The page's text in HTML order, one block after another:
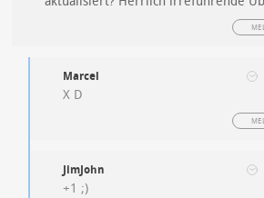
Marcel
X D
JimJohn
+1 ;)